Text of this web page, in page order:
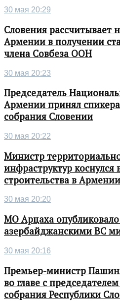
30 мая 20:29
Словения рассчитывает
Армении в получении
члена Совбеза ООН
30 мая 20:23
Председатель
Армении принял спикера
собрания Словении
30 мая 20:22
Министр
инфраструктур коснулся
строительства в
30 мая 20:20
МО Арцаха
азербайджанскими ВС
30 мая 20:16
Премьер-министр
во главе с
собрания Республики